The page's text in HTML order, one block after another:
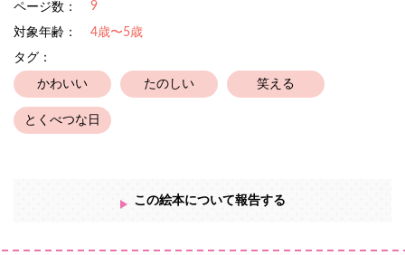
ページ数： 9
対象年齢：
4歳〜5歳
タグ：
かわいい たのしい 笑える
とくべつな日
この絵本について報告する